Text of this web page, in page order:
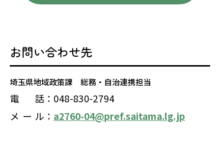
お問い合わせ先
埼玉県地域政策課 総務・自治連携担当
電 話 ：048-830-2794
メ ー ル ： a2760-04@pref.saitama.lg.jp